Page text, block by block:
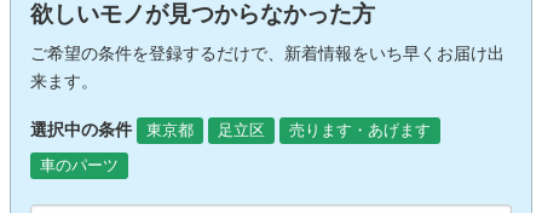
欲しいモノが見つからなかった方
ご希望の条件を登録するだけで、新着情報をいち早くお届け出
来ます。
選択中の条件 東京都 足立区
売ります・あげます
車のパーツ